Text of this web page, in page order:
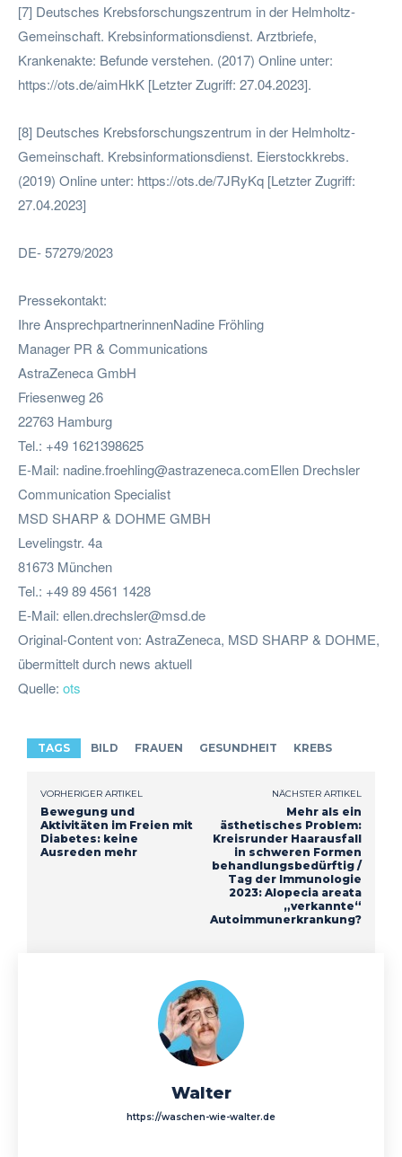
[7] Deutsches Krebsforschungszentrum in der Helmholtz-
Gemeinschaft. Krebsinformationsdienst. Arztbriefe,
Krankenakte: Befunde verstehen. (2017) Online unter:
https://ots.de/aimHkK [Letzter Zugriff: 27.04.2023].
[8] Deutsches Krebsforschungszentrum in der Helmholtz-
Gemeinschaft. Krebsinformationsdienst. Eierstockkrebs.
(2019) Online unter: https://ots.de/7JRyKq [Letzter Zugriff:
27.04.2023]
DE- 57279/2023
Pressekontakt:
Ihre AnsprechpartnerinnenNadine Fröhling
Manager PR & Communications
AstraZeneca GmbH
Friesenweg 26
22763 Hamburg
Tel.: +49 1621398625
E-Mail: nadine.froehling@astrazeneca.comEllen Drechsler
Communication Specialist
MSD SHARP & DOHME GMBH
Levelingstr. 4a
81673 München
Tel.: +49 89 4561 1428
E-Mail: ellen.drechsler@msd.de
Original-Content von: AstraZeneca, MSD SHARP & DOHME,
übermittelt durch news aktuell
Quelle: ots
TAGS BILD FRAUEN GESUNDHEIT KREBS
VORHERIGER ARTIKEL
Bewegung und
Aktivitäten im Freien mit
Diabetes: keine
Ausreden mehr
NÄCHSTER ARTIKEL
Mehr als ein
ästhetisches Problem:
Kreisrunder Haarausfall
in schweren Formen
behandlungsbedürftig /
Tag der Immunologie
2023: Alopecia areata
„verkannte“
Autoimmunerkrankung?
Walter
https://waschen-wie-walter.de